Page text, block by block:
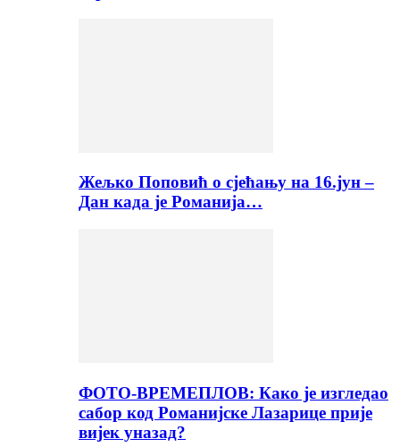
Жељко Поповић о сјећању на 16.јун –
Дан када је Романија…
ФОТО-ВРЕМЕПЛОВ: Како је изгледао
сабор код Романијске Лазарице прије
вијек уназад?